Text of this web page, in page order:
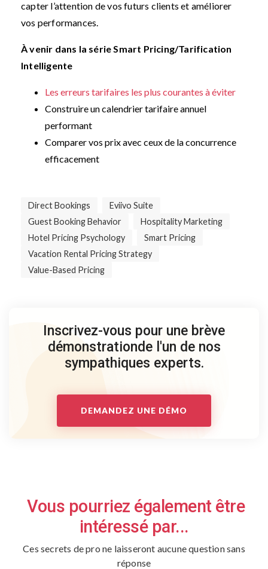
capter l’attention de vos futurs clients et améliorer
vos performances.
À venir dans la série Smart Pricing/Tarification
Intelligente
Les erreurs tarifaires les plus courantes à éviter
Construire un calendrier tarifaire annuel
performant
Comparer vos prix avec ceux de la concurrence
efficacement
Direct Bookings
Eviivo Suite
Guest Booking Behavior
Hospitality Marketing
Hotel Pricing Psychology
Smart Pricing
Vacation Rental Pricing Strategy
Value-Based Pricing
Inscrivez-vous pour une brève
démonstrationde l'un de nos
sympathiques experts.
DEMANDEZ UNE DÉMO
Vous pourriez également être
intéressé par...
Ces secrets de pro ne laisseront aucune question sans
réponse